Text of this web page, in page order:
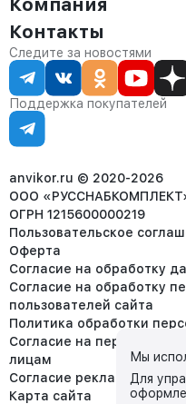
Оплата
Сервис
Статус заказа
Статьи
Компания
О компании
Контакты
Партнёрам
Контакты
Отдел продаж:
8 (800) 234-22-62
corp@anvikor.ru
Ежедневно, с 7:00-19:00
Отдел рекламации:
8 (953) 455-25-61
Следите за новостями
Поддержка покупателей
anvikor.ru © 2020-2026
ООО
ОГРН 1215600000219
Пользовательское
Оферта
Согласие на обработку
Согласие на обработку
пользователей сайта
Политика обработки
Согласие на передачу
лицам
Согласие реклама
Карта сайта
Мы
Для